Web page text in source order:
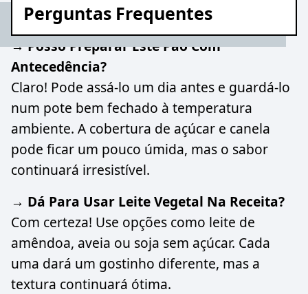
Perguntas Frequentes
→ Posso Preparar Este Pão Com
Antecedência?
Claro! Pode assá-lo um dia antes e guardá-lo
num pote bem fechado à temperatura
ambiente. A cobertura de açúcar e canela
pode ficar um pouco úmida, mas o sabor
continuará irresistível.
→ Dá Para Usar Leite Vegetal Na Receita?
Com certeza! Use opções como leite de
amêndoa, aveia ou soja sem açúcar. Cada
uma dará um gostinho diferente, mas a
textura continuará ótima.